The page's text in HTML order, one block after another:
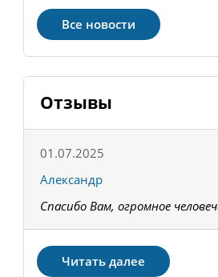
Все новости
Отзывы
01.07.2025
Александр
Спасибо Вам, огромное
Читать далее